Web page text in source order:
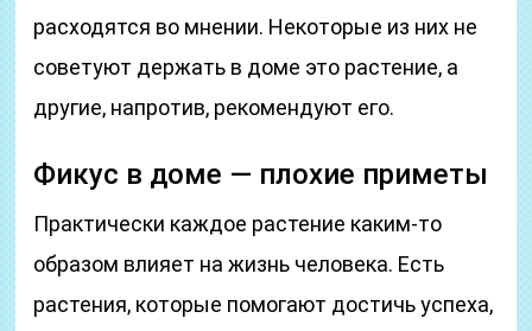
расходятся во мнении. Некоторые из них не
советуют держать в доме это растение, а
другие, напротив, рекомендуют его.
Фикус в доме — плохие приметы
Практически каждое растение каким-то
образом влияет на жизнь человека. Есть
растения, которые помогают достичь успеха,